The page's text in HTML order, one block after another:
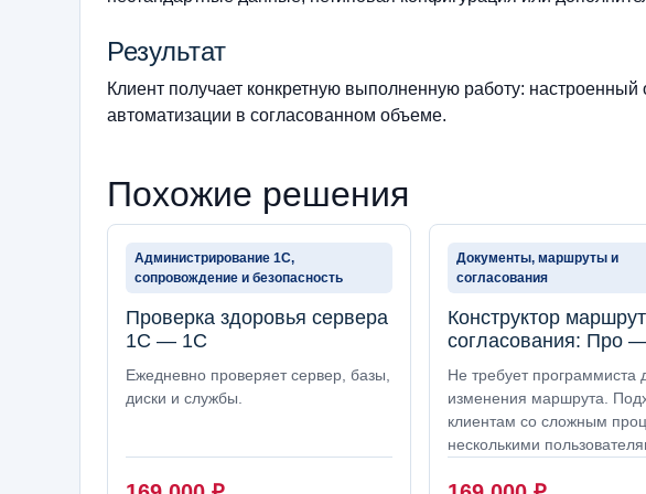
Результат
Клиент получает конкретную выполненную работу:
автоматизации в согласованном объеме.
Похожие решения
Администрирование 1С,
сопровождение и безопасность
Проверка здоровья сервера
1С — 1С
Ежедневно проверяет сервер, базы,
диски и службы.
Документы, маршруты и
согласования
Конструктор
согласования: Про
Не требует программиста
изменения маршрута.
клиентам со сложным
несколькими